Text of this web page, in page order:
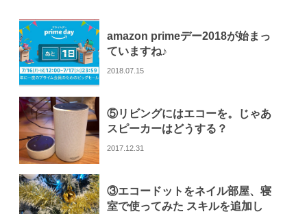
amazon primeデー2018が始まっ
ていますね♪
2018.07.15
⑤リビングにはエコーを。じゃあ
スピーカーはどうする？
2017.12.31
③エコードットをネイル部屋、寝
室で使ってみた スキルを追加し